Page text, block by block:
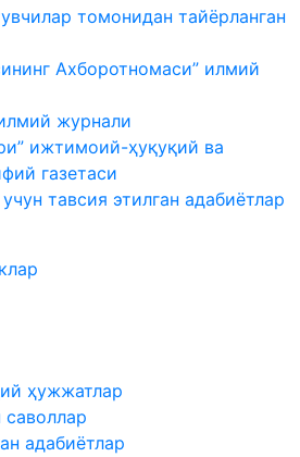
томонидан тайёрланган
Ахборотномаси” илмий
журнали
ижтимоий-ҳуқуқий ва
газетаси
тавсия этилган адабиётлар
ҳужжатлар
саволлар
адабиётлар